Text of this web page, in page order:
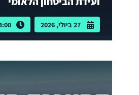
27 ביולי, 2026 - 10:00